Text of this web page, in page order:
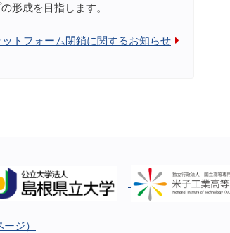
形成を目指します。
トフォーム閉鎖に関するお知らせ
ジ）